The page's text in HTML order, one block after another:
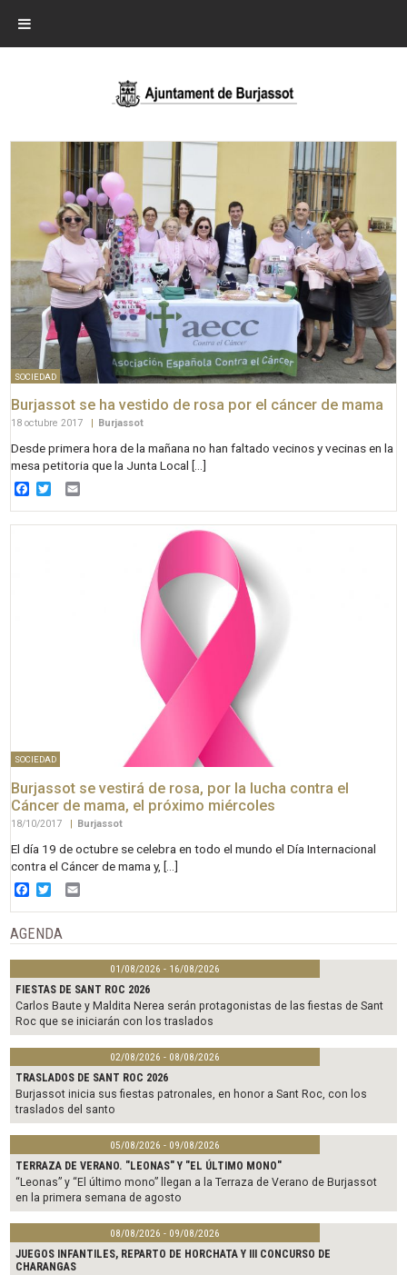
SOCIEDAD
Burjassot se ha vestido de rosa por el cáncer de mama
18 octubre 2017 Burjassot
Desde primera hora de la mañana no han faltado vecinos y vecinas en la
mesa petitoria que la Junta Local […]
Facebook
Twitter
SOCIEDAD
Burjassot se vestirá de rosa, por la lucha contra el
Cáncer de mama, el próximo miércoles
18/10/2017 | Burjassot
El día 19 de octubre se celebra en todo el mundo el Día Internacional
contra el Cáncer de mama y, […]
Facebook
Twitter
AGENDA
01/08/2026 - 16/08/2026
FIESTAS DE SANT ROC 2026
Carlos Baute y Maldita Nerea serán protagonistas de las fiestas de Sant
Roc que se iniciarán con los traslados
02/08/2026 - 08/08/2026
TRASLADOS DE SANT ROC 2026
Burjassot inicia sus fiestas patronales, en honor a Sant Roc, con los
traslados del santo
05/08/2026 - 09/08/2026
TERRAZA DE VERANO. "LEONAS" Y "EL ÚLTIMO MONO"
“Leonas” y “El último mono” llegan a la Terraza de Verano de Burjassot
en la primera semana de agosto
08/08/2026 - 09/08/2026
JUEGOS INFANTILES, REPARTO DE HORCHATA Y III CONCURSO DE
CHARANGAS